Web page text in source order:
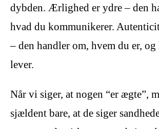
dybden. Ærlighed er ydre – den
hvad du kommunikerer.
– den handler om, hvem du er,
lever.
Når vi siger, at nogen “er ægte”,
sjældent bare, at de siger